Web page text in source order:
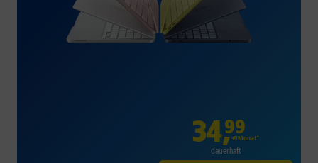
34,99
€/Monat*
dauerhaft